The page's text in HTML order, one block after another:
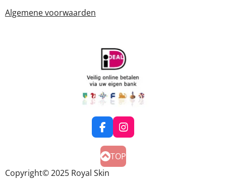
Algemene voorwaarden
F
a
c
e
b
o
I
n
s
t
a
TOP
Copyright© 2025 Royal Skin